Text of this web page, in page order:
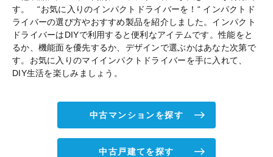
す。 “お気に入りのインパクトドライバーを！“ インパクトド
ライバーの選び方やおすすめ製品を紹介しました。インパクト
ドライバーはDIYで利用すると便利なアイテムです。性能をと
るか、機能面を優先するか、デザインで選ぶかはあなた次第で
す。お気に入りのマイインパクトドライバーを手に入れて、
DIY生活を楽しみましょう。
中古マンションを探す
中古戸建てを探す